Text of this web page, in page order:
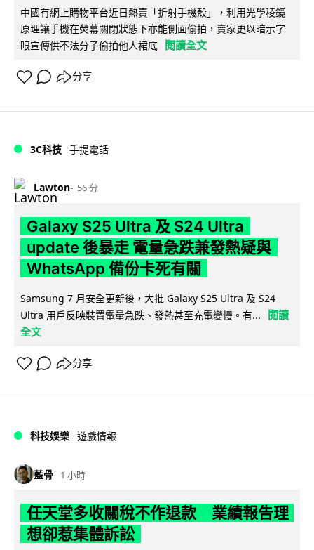
中國有網上購物平台近日熱賣「折射手機殼」，利用光學稜鏡
原理讓手機在熒幕關閉狀態下亦能側面偷拍，賣家更以暗示字
眼宣傳供不法分子偷拍他人裙底 閱讀全文
分享
3C科技 手提電話
Lawton 56 分
Galaxy S25 Ultra 及 S24 Ultra
update 後暴走 電量急跌兼發熱疑與
WhatsApp 備份卡死有關
Samsung 7 月安全更新後，大批 Galaxy S25 Ultra 及 S24
Ultra 用戶反映裝置電量急跌、發熱甚至充電變慢。有...
閱讀
全文
分享
科技娛樂 遊戲情報
藍骨 1 小時
任天堂多收關稅不作退款 業績報告理
想卻惹集體訴訟